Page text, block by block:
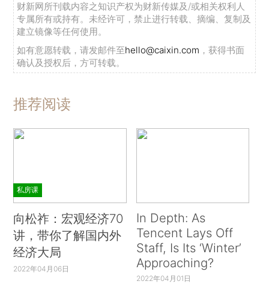
财新网所刊载内容之知识产权为财新传媒及/或相关权利人
专属所有或持有。未经许可，禁止进行转载、摘编、复制及
建立镜像等任何使用。
如有意愿转载，请发邮件至hello@caixin.com ，获得书面
确认及授权后，方可转载。
推荐阅读
私房课
向松祚：宏观经济70
讲，带你了解国内外
经济大局
2022年04月06日
In Depth: As
Tencent Lays Off
Staff, Is Its ‘Winter’
Approaching?
2022年04月01日